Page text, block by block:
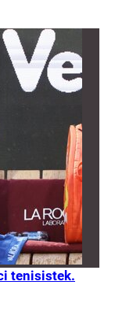
tenisistek.